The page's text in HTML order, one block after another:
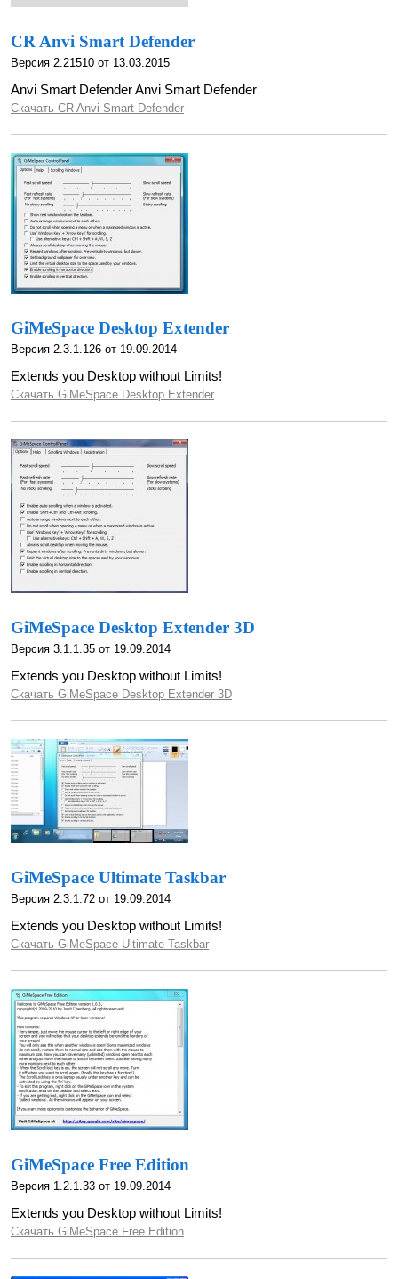
CR Anvi Smart Defender
Версия 2.21510 от 13.03.2015
Anvi Smart Defender Anvi Smart Defender
Скачать CR Anvi Smart Defender
GiMeSpace Desktop Extender
Версия 2.3.1.126 от 19.09.2014
Extends you Desktop without Limits!
Скачать GiMeSpace Desktop Extender
GiMeSpace Desktop Extender 3D
Версия 3.1.1.35 от 19.09.2014
Extends you Desktop without Limits!
Скачать GiMeSpace Desktop Extender 3D
GiMeSpace Ultimate Taskbar
Версия 2.3.1.72 от 19.09.2014
Extends you Desktop without Limits!
Скачать GiMeSpace Ultimate Taskbar
GiMeSpace Free Edition
Версия 1.2.1.33 от 19.09.2014
Extends you Desktop without Limits!
Скачать GiMeSpace Free Edition